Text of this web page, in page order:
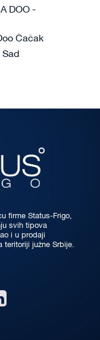
DOO -
Čačak
firme Status-Frigo,
svih tipova
i u prodaji
teritoriji južne Srbije.